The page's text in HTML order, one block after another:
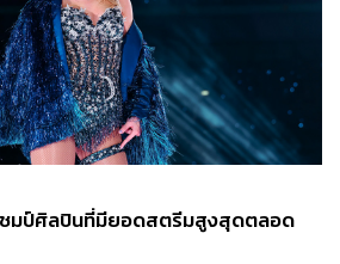
มป์ศิลปินที่มียอดสตรีมสูงสุดตลอด